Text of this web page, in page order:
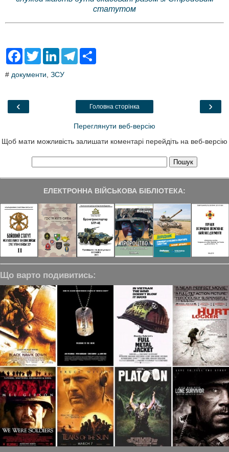
статутом
F
e
o
T
t
L
k
T
a
# документи ЗСУ
‹ ›
Головна сторінка
Переглянути веб-версію
Щоб мати можливість залишати коментарі перейдіть на веб-версію
ЕЛЕКТРОННА ВІЙСЬКОВА БІБЛІОТЕКА:
Що варто подивитись: